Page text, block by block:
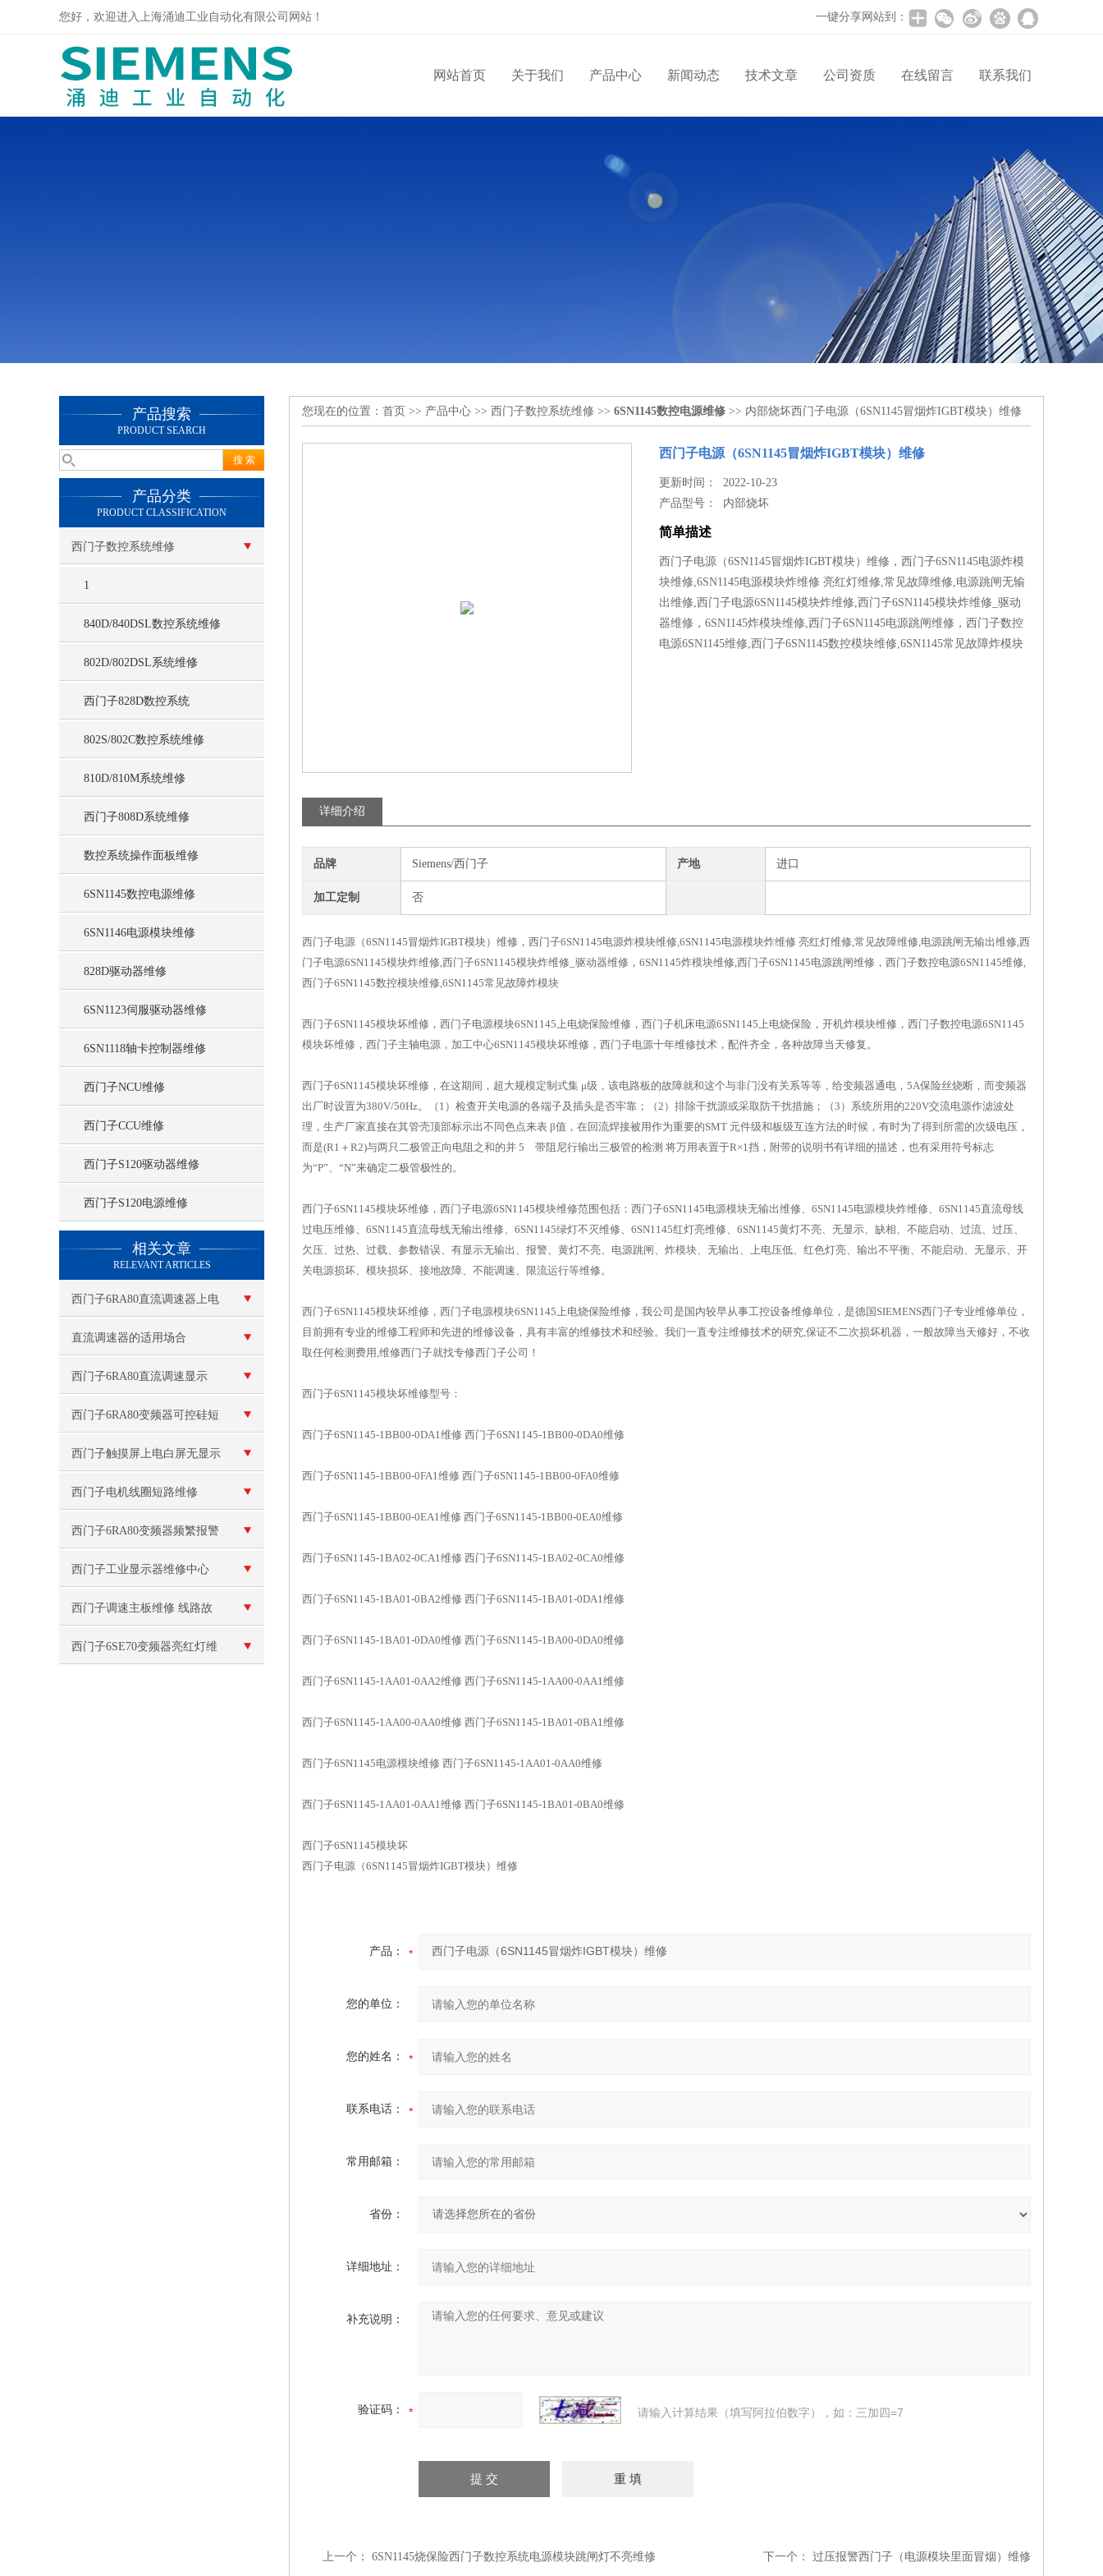
您好，欢迎进入上海涌迪工业自动化有限公司网站！ 一键分享网站到：
网站首页 关于我们 产品中心 新闻动态 技术文章 公司资质 在线留言 联系我们
产品搜索
PRODUCT SEARCH
产品分类
PRODUCT CLASSIFICATION
西门子数控系统维修
1
840D/840DSL数控系统维修
802D/802DSL系统维修
西门子828D数控系统
802S/802C数控系统维修
810D/810M系统维修
西门子808D系统维修
数控系统操作面板维修
6SN1145数控电源维修
6SN1146电源模块维修
828D驱动器维修
6SN1123伺服驱动器维修
6SN1118轴卡控制器维修
西门子NCU维修
西门子CCU维修
西门子S120驱动器维修
西门子S120电源维修
相关文章
RELEVANT ARTICLES
西门子6RA80直流调速器上电
报警F60038故障代码修复
直流调速器的适用场合
西门子6RA80直流调速显示
f60038，f6005*维修
西门子6RA80变频器可控硅短
路
西门子触摸屏上电白屏无显示
维修
西门子电机线圈短路维修
西门子6RA80变频器频繁报警
西门子工业显示器维修中心
（当天修好）
西门子调速主板维修 线路故
障
西门子6SE70变频器亮红灯维
您现在的位置： 首页 >> 产品中心 >> 西门子数控系统维修 >> 6SN1145数控电源维修 >> 内部烧坏西门子电源（6SN1145冒烟炸IGBT模块）维修
西门子电源（6SN1145冒烟炸IGBT模块）维修
更新时间： 2022-10-23
产品型号： 内部烧坏
简单描述
西门子电源（6SN1145冒烟炸IGBT模块）维修，西门子6SN1145电源炸模
块维修,6SN1145电源模块炸维修 亮红灯维修,常见故障维修,电源跳闸无输
出维修,西门子电源6SN1145模块炸维修,西门子6SN1145模块炸维修_驱动
器维修，6SN1145炸模块维修,西门子6SN1145电源跳闸维修，西门子数控
电源6SN1145维修,西门子6SN1145数控模块维修,6SN1145常见故障炸模块
详细介绍
品牌 Siemens/西门子 产地 进口
加工定制 否
西门子电源（6SN1145冒烟炸IGBT模块）维修，西门子6SN1145电源炸模块维修,6SN1145电源模块炸维修 亮红灯维修,常见故障维修,电源跳闸无输出维修,西
门子电源6SN1145模块炸维修,西门子6SN1145模块炸维修_驱动器维修，6SN1145炸模块维修,西门子6SN1145电源跳闸维修，西门子数控电源6SN1145维修,
西门子6SN1145数控模块维修,6SN1145常见故障炸模块
西门子6SN1145模块坏维修，西门子电源模块6SN1145上电烧保险维修，西门子机床电源6SN1145上电烧保险，开机炸模块维修，西门子数控电源6SN1145
模块坏维修，西门子主轴电源，加工中心6SN1145模块坏维修，西门子电源十年维修技术，配件齐全，各种故障当天修复。
西门子6SN1145模块坏维修，在这期间，超大规模定制式集 μ级，该电路板的故障就和这个与非门没有关系等等，给变频器通电，5A保险丝烧断，而变频器
出厂时设置为380V/50Hz。（1）检查开关电源的各端子及插头是否牢靠；（2）排除干扰源或采取防干扰措施；（3）系统所用的220V交流电源作滤波处
理，生产厂家直接在其管壳顶部标示出不同色点来表 β值，在回流焊接被用作为重要的SMT 元件级和板级互连方法的时候，有时为了得到所需的次级电压，
而是(R1＋R2)与两只二极管正向电阻之和的并 5 带阻尼行输出三极管的检测 将万用表置于R×1挡，附带的说明书有详细的描述，也有采用符号标志
为“P”、“N”来确定二极管极性的。
西门子6SN1145模块坏维修，西门子电源6SN1145模块维修范围包括：西门子6SN1145电源模块无输出维修、6SN1145电源模块炸维修、6SN1145直流母线
过电压维修、6SN1145直流母线无输出维修、6SN1145绿灯不灭维修、6SN1145红灯亮维修、6SN1145黄灯不亮、无显示、缺相、不能启动、过流、过压、
欠压、过热、过载、参数错误、有显示无输出、报警、黄灯不亮、电源跳闸、炸模块、无输出、上电压低、红色灯亮、输出不平衡、不能启动、无显示、开
关电源损坏、模块损坏、接地故障、不能调速、限流运行等维修。
西门子6SN1145模块坏维修，西门子电源模块6SN1145上电烧保险维修，我公司是国内较早从事工控设备维修单位，是德国SIEMENS西门子专业维修单位，
目前拥有专业的维修工程师和先进的维修设备，具有丰富的维修技术和经验。我们一直专注维修技术的研究,保证不二次损坏机器，一般故障当天修好，不收
取任何检测费用,维修西门子就找专修西门子公司！
西门子6SN1145模块坏维修型号：
西门子6SN1145-1BB00-0DA1维修 西门子6SN1145-1BB00-0DA0维修
西门子6SN1145-1BB00-0FA1维修 西门子6SN1145-1BB00-0FA0维修
西门子6SN1145-1BB00-0EA1维修 西门子6SN1145-1BB00-0EA0维修
西门子6SN1145-1BA02-0CA1维修 西门子6SN1145-1BA02-0CA0维修
西门子6SN1145-1BA01-0BA2维修 西门子6SN1145-1BA01-0DA1维修
西门子6SN1145-1BA01-0DA0维修 西门子6SN1145-1BA00-0DA0维修
西门子6SN1145-1AA01-0AA2维修 西门子6SN1145-1AA00-0AA1维修
西门子6SN1145-1AA00-0AA0维修 西门子6SN1145-1BA01-0BA1维修
西门子6SN1145电源模块维修 西门子6SN1145-1AA01-0AA0维修
西门子6SN1145-1AA01-0AA1维修 西门子6SN1145-1BA01-0BA0维修
西门子6SN1145模块坏
西门子电源（6SN1145冒烟炸IGBT模块）维修
产品：
您的单位：
您的姓名：
联系电话：
常用邮箱：
省份：
详细地址：
补充说明：
验证码： 请输入计算结果（填写阿拉伯数字），如：三加四=7
上一个： 6SN1145烧保险西门子数控系统电源模块跳闸灯不亮维修 下一个： 过压报警西门子（电源模块里面冒烟）维修